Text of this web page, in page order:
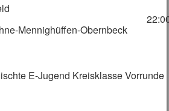
Mennighüffen-Obernbeck
E-Jugend Kreisklasse Vorrunde